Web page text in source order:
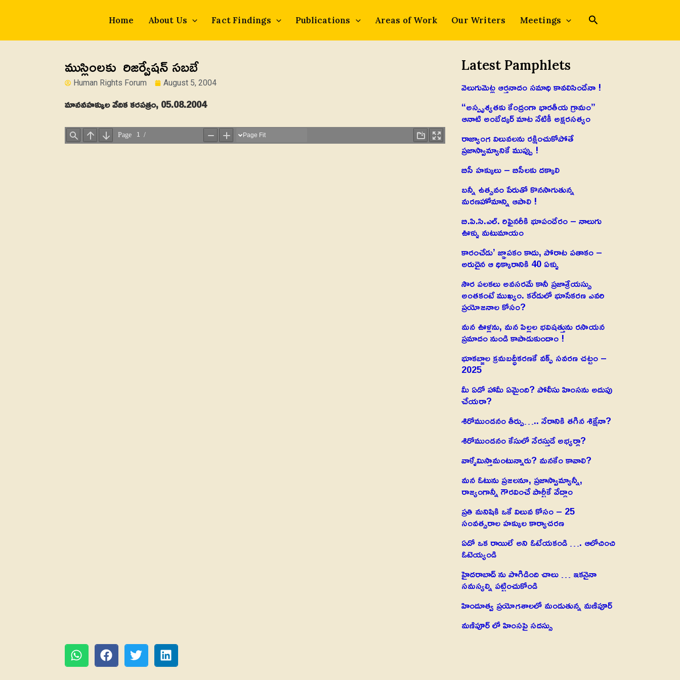
Home About Us Fact Findings Publications Areas of Work Our Writers Meetings
ముస్లింలకు రిజర్వేషన్ సబబే
Human Rights Forum August 5, 2004
మానవహక్కుల వేదిక కరపత్రం, 05.08.2004
Latest Pamphlets
వెలుగుమెట్ల ఆర్తనాదం సమాధి కావలిసిందేనా !
“అస్పృశ్యతకు కేంద్రంగా భారతీయ గ్రామం”
ఆనాటి అంబేద్కర్ మాట నేటికీ అక్షరసత్యం
రాజ్యాంగ విలువలను రక్షించుకోపోతే
ప్రజాస్వామ్యానికే ముప్పు !
బిసీ హక్కులు – బిసీలకు దక్కాలి
బన్నీ ఉత్సవం పేరుతో కొనసాగుతున్న
మరణహోమాన్ని ఆపాలి !
బి.పి.సి.ఎల్. రిఫైనరీకి భూపందేరం – నాలుగు
ఊళ్ళు మటుమాయం
కారంచేడు’ జ్ఞాపకం కాదు, పోరాట పతాకం –
అరుదైన ఆ ధిక్కారానికి 40 ఏళ్ళు
సౌర పలకలు అవసరమే కానీ ప్రజాశ్రేయస్సు
అంతకంటే ముఖ్యం. కరేడులో భూసేకరణ ఎవరి
ప్రయోజనాల కోసం?
మన ఊళ్లను, మన పిల్లల భవిషత్తును రసాయన
ప్రమాదం నుండి కాపాడుకుందాం !
భూకబ్జాల క్రమబద్ధీకరణకే వక్ఫ్ సవరణ చట్టం –
2025
మీ ఏడో హామీ ఏమైంది? పోలీసు హింసను అదుపు
చేయరా?
శిరోముండనం తీర్పు….. నేరానికి తగిన శిక్షేనా?
శిరోముండనం కేసులో నేరస్తుడే అభ్యర్థా?
వాళ్ళేమిస్తామంటున్నారు? మనకేం కావాలి?
మన ఓటును ప్రజలనూ, ప్రజాస్వామ్యాన్నీ,
రాజ్యంగాన్నీ గౌరవించే పార్టీకే వేద్దాం
ప్రతి మనిషికి ఒకే విలువ కోసం – 25
సంవత్సరాల హక్కుల కార్యాచరణ
ఏదో ఒక రాయిలే అని ఓటేయకండి …. ఆలోచించి
ఓటెయ్యండి
హైదరాబాద్ ను పొగిడింది చాలు … ఇకనైనా
సమస్యల్ని పట్టించుకోండి
హిందూత్వ ప్రయోగశాలలో మండుతున్న మణిపూర్
మణిపూర్ లో హింసపై సదస్సు